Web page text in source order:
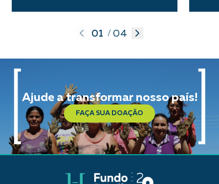
01 / 04
Ajude a transformar nosso país!
FAÇA SUA DOAÇÃO